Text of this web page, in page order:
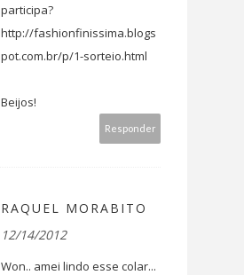
participa?
http://fashionfinissima.blogs
pot.com.br/p/1-sorteio.html
Beijos!
Responder
RAQUEL MORABITO
12/14/2012
Won.. amei lindo esse colar...